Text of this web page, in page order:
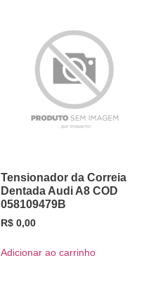
Tensionador da Correia
Dentada Audi A8 COD
058109479B
R$ 0,00
Adicionar ao carrinho